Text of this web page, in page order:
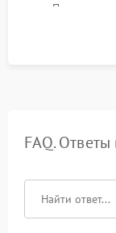
Проверка
DisplayPort,
FAQ.